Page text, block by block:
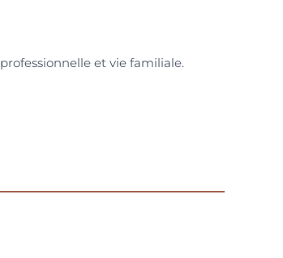
et vie familiale.